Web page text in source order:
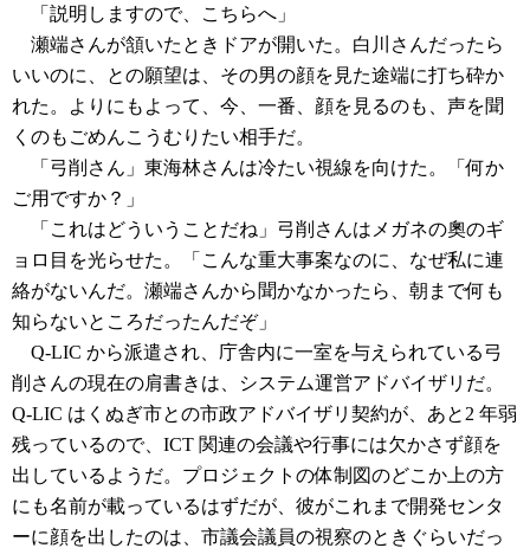
「説明しますので、こちらへ」
瀬端さんが頷いたときドアが開いた。白川さんだったら
いいのに、との願望は、その男の顔を見た途端に打ち砕か
れた。よりにもよって、今、一番、顔を見るのも、声を聞
くのもごめんこうむりたい相手だ。
「弓削さん」東海林さんは冷たい視線を向けた。「何か
ご用ですか？」
「これはどういうことだね」弓削さんはメガネの奧のギ
ョロ目を光らせた。「こんな重大事案なのに、なぜ私に連
絡がないんだ。瀬端さんから聞かなかったら、朝まで何も
知らないところだったんだぞ」
Q-LIC から派遣され、庁舎内に一室を与えられている弓
削さんの現在の肩書きは、システム運営アドバイザリだ。
Q-LIC はくぬぎ市との市政アドバイザリ契約が、あと2 年弱
残っているので、ICT 関連の会議や行事には欠かさず顔を
出しているようだ。プロジェクトの体制図のどこか上の方
にも名前が載っているはずだが、彼がこれまで開発センタ
ーに顔を出したのは、市議会議員の視察のときぐらいだっ